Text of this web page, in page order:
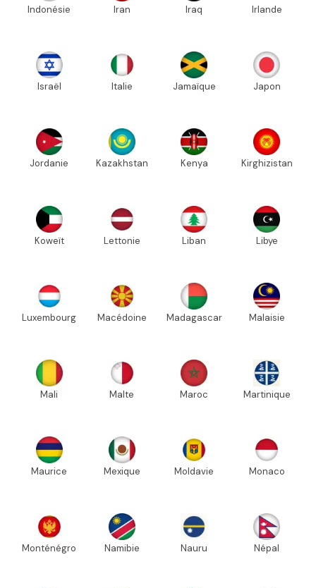
Indonésie Iran Iraq Irlande
Israël Italie Jamaïque Japon
Jordanie Kazakhstan Kenya Kirghizistan
Koweït Lettonie Liban Libye
Luxembourg Macédoine Madagascar Malaisie
Mali Malte Maroc Martinique
Maurice Mexique Moldavie Monaco
Monténégro Namibie Nauru Népal